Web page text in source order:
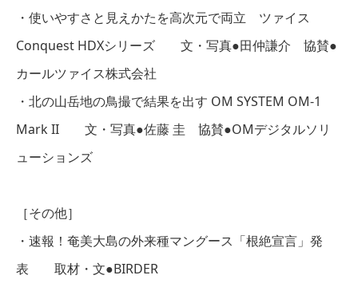
・使いやすさと見えかたを高次元で両立 ツァイス
Conquest HDXシリーズ 文・写真●田仲謙介 協賛●
カールツァイス株式会社
・北の山岳地の鳥撮で結果を出す OM SYSTEM OM-1
Mark II 文・写真●佐藤 圭 協賛●OMデジタルソリ
ューションズ
［その他］
・速報！奄美大島の外来種マングース「根絶宣言」発
表 取材・文●BIRDER